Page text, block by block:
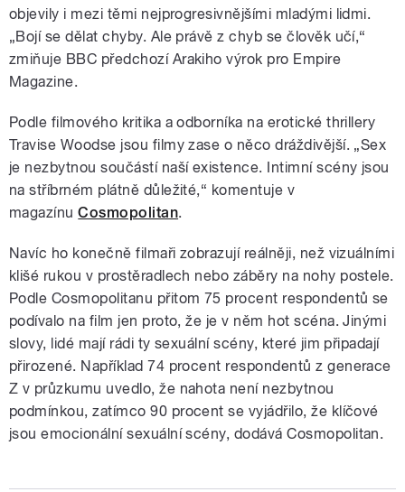
objevily i mezi těmi nejprogresivnějšími mladými lidmi.
„Bojí se dělat chyby. Ale právě z chyb se člověk učí,“
zmiňuje BBC předchozí Arakiho výrok pro Empire
Magazine.
Podle filmového kritika a odborníka na erotické thrillery
Travise Woodse jsou filmy zase o něco dráždivější. „Sex
je nezbytnou součástí naší existence. Intimní scény jsou
na stříbrném plátně důležité,“ komentuje v
magazínu Cosmopolitan.
Navíc ho konečně filmaři zobrazují reálněji, než vizuálními
klišé rukou v prostěradlech nebo záběry na nohy postele.
Podle Cosmopolitanu přitom 75 procent respondentů se
podívalo na film jen proto, že je v něm hot scéna. Jinými
slovy, lidé mají rádi ty sexuální scény, které jim připadají
přirozené. Například 74 procent respondentů z generace
Z v průzkumu uvedlo, že nahota není nezbytnou
podmínkou, zatímco 90 procent se vyjádřilo, že klíčové
jsou emocionální sexuální scény, dodává Cosmopolitan.